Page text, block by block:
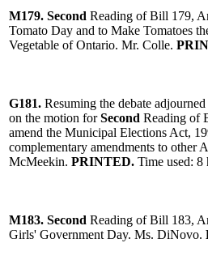
M179. Second Reading of Bill 179,
Tomato Day and to Make Tomatoes
Vegetable of Ontario. Mr. Colle.
G181. Resuming the debate
on the motion forSecond Reading of
amend the Municipal Elections Act,
complementary amendments to other
McMeekin. PRINTED. Time used: 8
M183. Second Reading of Bill 183,
Girls' Government Day. Ms. DiNovo.